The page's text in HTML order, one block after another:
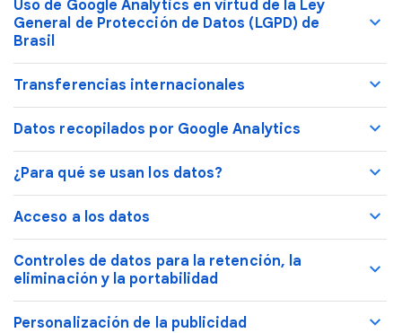
Uso de Google Analytics en virtud de la Ley
General de Protección de Datos (LGPD) de
Brasil
Transferencias internacionales
Datos recopilados por Google Analytics
¿Para qué se usan los datos?
Acceso a los datos
Controles de datos para la retención, la
eliminación y la portabilidad
Personalización de la publicidad